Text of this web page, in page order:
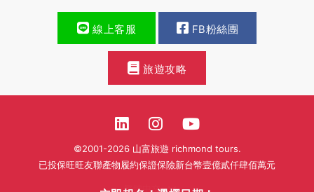
線上客服 FB粉絲團
旅遊攻略
©2001-2026 山富旅遊 richmond tours.
已投保旺旺友聯產物履約保證保險新台幣壹億貳仟肆佰萬元
繁體中文